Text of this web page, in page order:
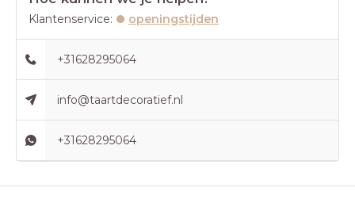
Klantenservice: openingstijden
+31628295064
info@taartdecoratief.nl
+31628295064